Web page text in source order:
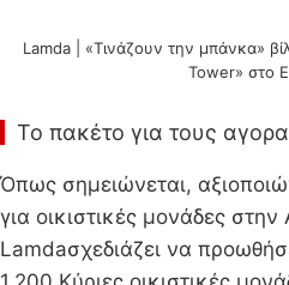
Lamda | «Τινάζουν την μπάνκα»
Tower» στο
Το πακέτο για τους
Όπως σημειώνεται,
για οικιστικές μονάδες
Lamdaσχεδιάζει να